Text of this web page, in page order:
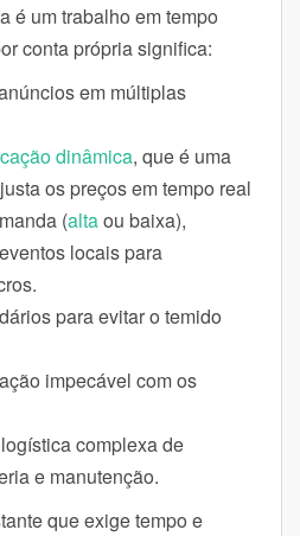
é um trabalho em tempo
conta própria significa:
em múltiplas
dinâmica, que é uma
os preços em tempo real
(altaou baixa),
locais para
para evitar o temido
impecável com os
complexa de
e manutenção.
que exige tempo e